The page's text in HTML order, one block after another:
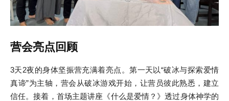
营会亮点回顾
3天2夜的身体坚振营充满着亮点。第一天以“破冰与探索爱情
真谛”为主轴，营会从破冰游戏开始，让营员彼此熟悉，建立
信任。接着，首场主题讲座《什么是爱情？》透过身体神学的